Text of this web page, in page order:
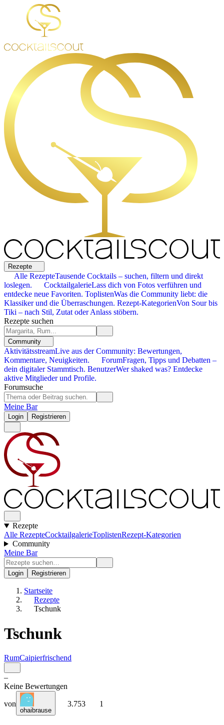
Rezepte
Alle RezepteTausende Cocktails – suchen, filtern und direkt
loslegen.
CocktailgalerieLass dich von Fotos verführen und
entdecke neue Favoriten. ToplistenWas die Community liebt: die
Klassiker und die Überraschungen. Rezept-KategorienVon Sour bis
Tiki – nach Stil, Zutat oder Anlass stöbern.
Rezepte suchen
Community
AktivitätsstreamLive aus der Community: Bewertungen,
Kommentare, Neuigkeiten.
ForumFragen, Tipps und Debatten –
dein digitaler Stammtisch. BenutzerWer shaked was? Entdecke
aktive Mitglieder und Profile.
Forumsuche
Meine Bar
Login Registrieren
Rezepte
Alle RezepteCocktailgalerieToplistenRezept-Kategorien
Community
Meine Bar
Login Registrieren
Startseite
Rezepte
Tschunk
Tschunk
RumCaipierfrischend
–
Keine Bewertungen
von
ohaibrause
3.753 1